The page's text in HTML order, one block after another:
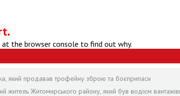
the browser console to find out why.
який продавав трофейну зброю та боєприпаси
житель Житомирського району, який був водієм